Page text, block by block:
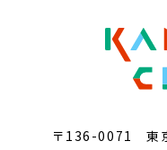
〒136-0071 東